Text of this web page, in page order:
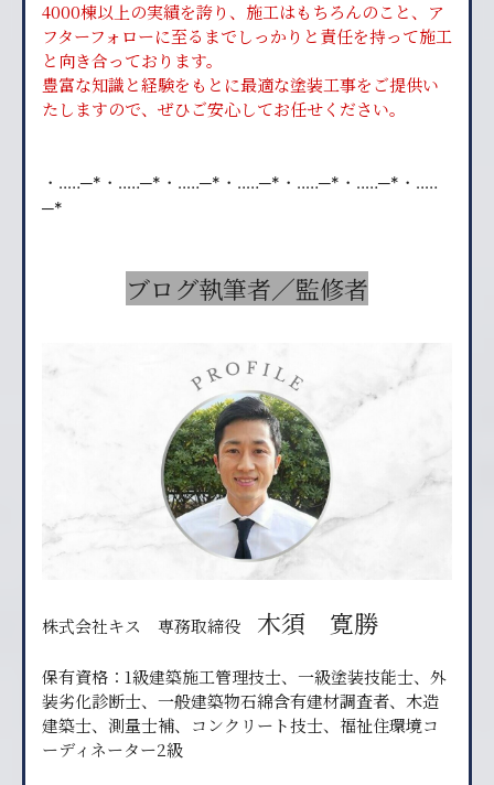
4000棟以上の実績を誇り、施工はもちろんのこと、ア
フターフォローに至るまでしっかりと責任を持って施工
と向き合っております。
豊富な知識と経験をもとに最適な塗装工事をご提供い
たしますので、ぜひご安心してお任せください。
・‥…─*・‥…─*・‥…─*・‥…─*・‥…─*・‥…─*・‥…
─*
ブログ執筆者／監修者
株式会社キス 専務取締役 木須 寛勝
保有資格：1級建築施工管理技士、一級塗装技能士、外
装劣化診断士、一般建築物石綿含有建材調査者、木造
建築士、測量士補、コンクリート技士、福祉住環境コ
ーディネーター2級